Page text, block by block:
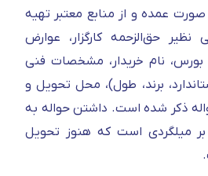
صورت عمده و از منابع معتبر تهیه
نظیر حق‌الزحمه کارگزار، عوارض
نام خریدار، مشخصات فنی
برند، طول)، محل تحویل و
ذکر شده است. داشتن حواله به
میلگردی است که هنوز تحویل